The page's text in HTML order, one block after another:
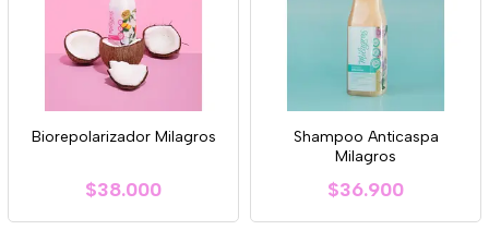
Biorepolarizador Milagros
$38.000
Shampoo Anticaspa
Milagros
$36.900